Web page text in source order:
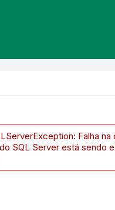
Falha
SQL Server está